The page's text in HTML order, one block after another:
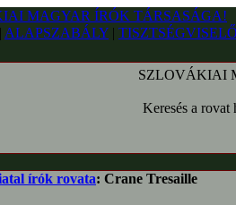
| ALAPSZABÁLY |
SZLOVÁKIAI
Keresés a
írók rovata: Crane Tresaille